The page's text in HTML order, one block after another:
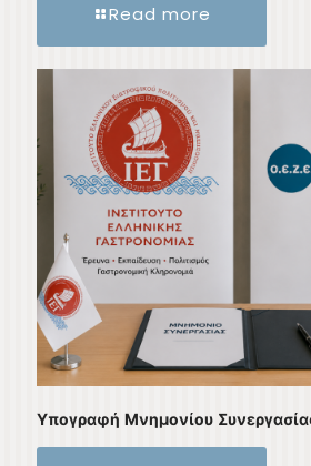
Read more
Υπογραφή Μνημονίου